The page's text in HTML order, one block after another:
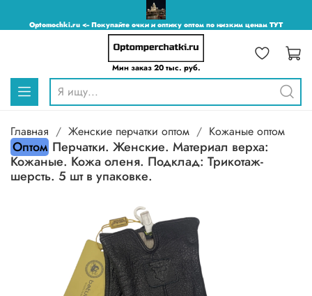
Optomochki.ru <-- Покупайте очки и оптику оптом по низким ценам ТУТ
Мин заказ 20 тыс. руб.
Главная Женские перчатки оптом Кожаные оптом
Оптом Перчатки. Женские. Материал верха:
Кожаные. Кожа оленя. Подклад: Трикотаж-
шерсть. 5 шт в упаковке.